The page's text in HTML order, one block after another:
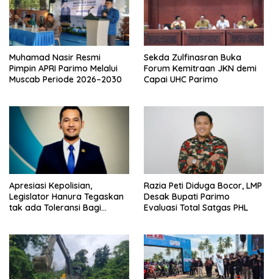
Muhamad Nasir Resmi
Pimpin APRI Parimo Melalui
Muscab Periode 2026–2030
Sekda Zulfinasran Buka
Forum Kemitraan JKN demi
Capai UHC Parimo
Apresiasi Kepolisian,
Legislator Hanura Tegaskan
tak ada Toleransi Bagi
Razia Peti Diduga Bocor, LMP
Desak Bupati Parimo
Evaluasi Total Satgas PHL